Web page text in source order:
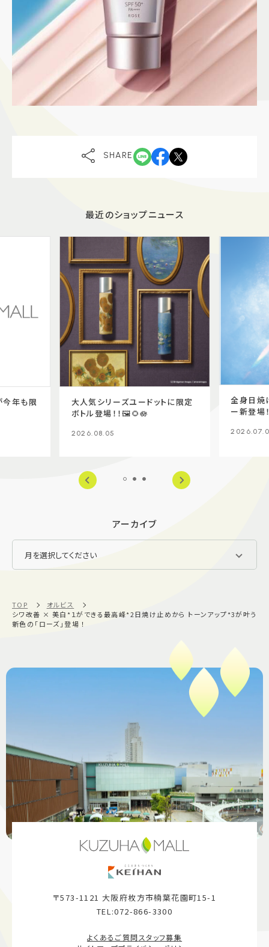
SHARE
最近のショップニュース
今年も限
大人気シリーズユードットに限定
ボトル登場！！🖼️🌻🪷
2026.08.05
全身日
ー新登場
アーカイブ
TOP
オルビス
シワ改善 × 美白*１ができる最高峰*2日焼け止めから トーンアップ*3が叶う
新色の「ローズ」登場 ！
〒573-1121 大阪府枚方市楠葉花園町15-1
TEL:072-866-3300
よくあるご質問スタッフ募集